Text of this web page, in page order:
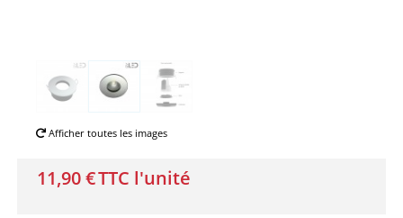
Afficher toutes les images
11,90 €TTC l'unité